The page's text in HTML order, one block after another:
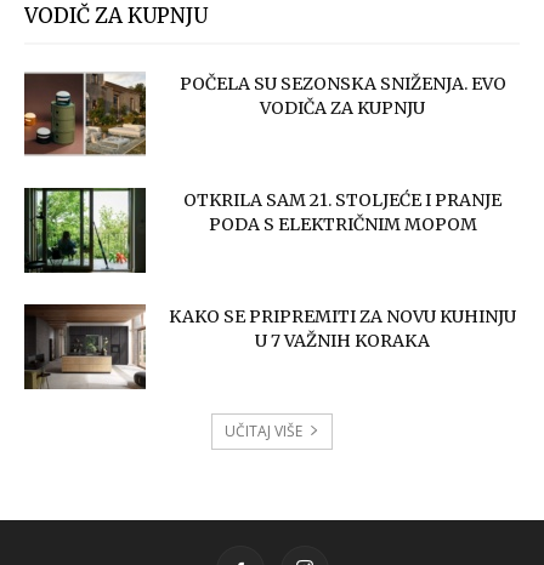
VODIČ ZA KUPNJU
POČELA SU SEZONSKA SNIŽENJA. EVO
VODIČA ZA KUPNJU
OTKRILA SAM 21. STOLJEĆE I PRANJE
PODA S ELEKTRIČNIM MOPOM
KAKO SE PRIPREMITI ZA NOVU KUHINJU
U 7 VAŽNIH KORAKA
UČITAJ VIŠE